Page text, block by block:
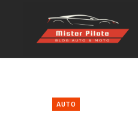
AUTO